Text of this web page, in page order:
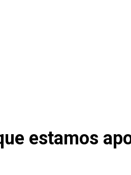
estamos